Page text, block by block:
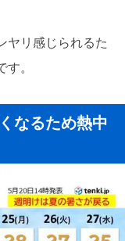
ヤリ感じられるた
。
なるため熱中